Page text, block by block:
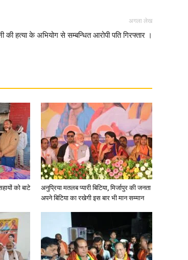
अगला लेख
की हत्या के अभियोग से सम्बन्धित आरोपी पति गिरफ्तार ।
को बाटे
अनुप्रिया मतलब प्यारी बिटिया, मिर्जापुर की जनता
अपने बिटिया का रखेगी इस बार भी मान सम्मान